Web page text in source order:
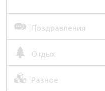
Поздравления
Отдых
Разное